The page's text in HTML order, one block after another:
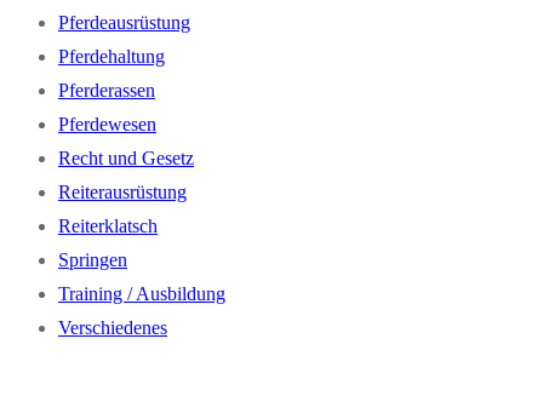
Pferdeausrüstung
Pferdehaltung
Pferderassen
Pferdewesen
Recht und Gesetz
Reiterausrüstung
Reiterklatsch
Springen
Training / Ausbildung
Verschiedenes